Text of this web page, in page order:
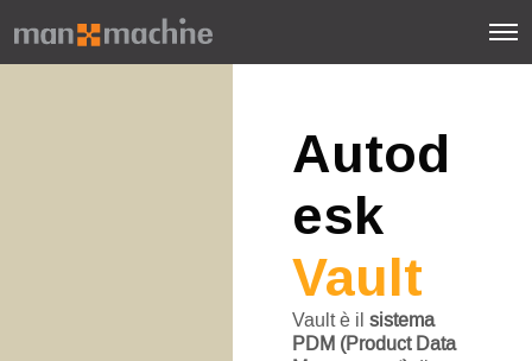
Autod
esk
Vault
Vault è il sistema
PDM (Product Data